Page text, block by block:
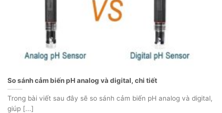
So sánh cảm biến pH analog và digital, chi tiết
Trong bài viết sau đây sẽ so sánh cảm biến pH analog và digital,
giúp [...]